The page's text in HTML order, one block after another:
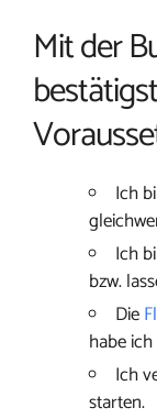
Mit der
Ich
Ich
bzw.
Die
habe
Ich
starten.